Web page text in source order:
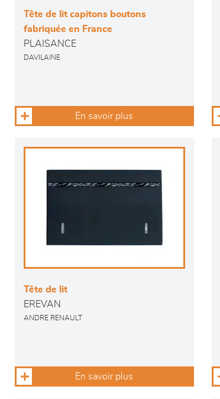
Tête de lit capitons boutons
fabriquée en France
PLAISANCE
DAVILAINE
En savoir plus
Tête de lit
EREVAN
ANDRE RENAULT
En savoir plus